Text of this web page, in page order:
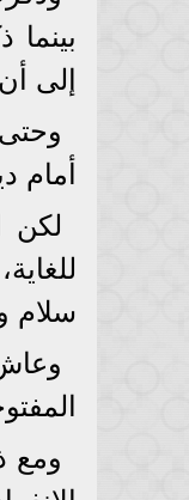
إلى
أمام
لكن
سلام و6 انتصارات في
ومع